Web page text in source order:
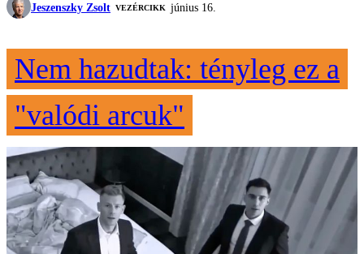
Jeszenszky Zsolt VEZÉRCIKK június 16.
Nem hazudtak: tényleg ez a
"valódi arcuk"